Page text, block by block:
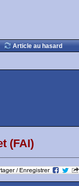
Article au hasard
(FAI)